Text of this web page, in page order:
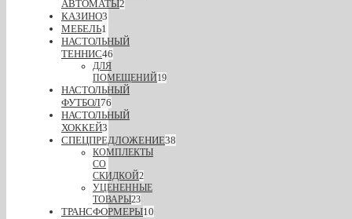
АВТОМАТЫ2
КАЗИНО3
МЕБЕЛЬ1
НАСТОЛЬНЫЙ
ТЕННИС46
ДЛЯ
ПОМЕЩЕНИЙ19
НАСТОЛЬНЫЙ
ФУТБОЛ76
НАСТОЛЬНЫЙ
ХОККЕЙ3
СПЕЦПРЕДЛОЖЕНИЕ38
КОМПЛЕКТЫ
СО
СКИДКОЙ2
УЦЕНЕННЫЕ
ТОВАРЫ23
ТРАНСФОРМЕРЫ10